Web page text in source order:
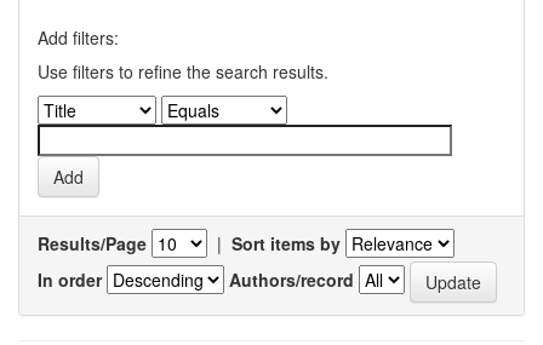
Add filters:
Use filters to refine the search results.
Results/Page | Sort items by
In order
Authors/record